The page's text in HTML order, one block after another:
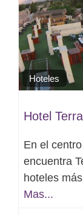
Hoteles
Hotel Terral
En el
encuentra
hoteles
Mas...